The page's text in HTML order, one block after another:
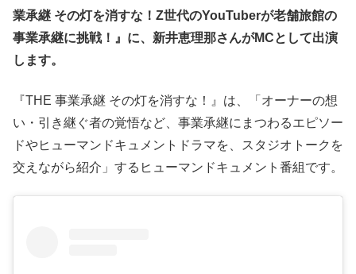
業承継 その灯を消すな！Z世代のYouTuberが老舗旅館の
事業承継に挑戦！』に、新井恵理那さんがMCとして出演
します。
『THE 事業承継 その灯を消すな！』は、「オーナーの想
い・引き継ぐ者の覚悟など、事業承継にまつわるエピソー
ドやヒューマンドキュメントドラマを、スタジオトークを
交えながら紹介」するヒューマンドキュメント番組です。